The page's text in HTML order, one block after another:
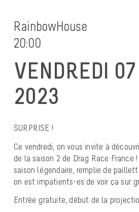
RainbowHouse
20:00
VENDREDI
2023
SURPRISE !
Ce vendredi, on vous invite à
de la saison 2 de Drag Race France !
saison légendaire, remplie de
on est impatients·es de voir ça sur
Entrée gratuite, début de la